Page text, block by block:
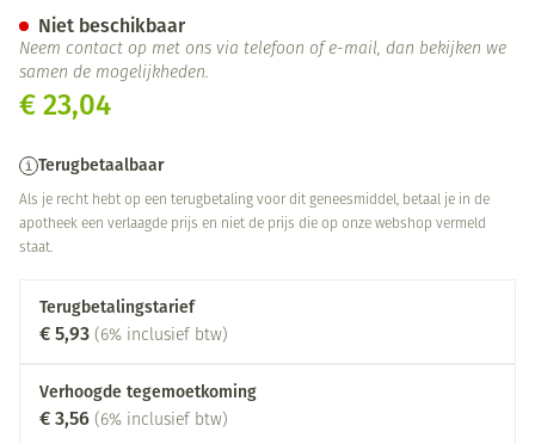
€ 23,04
Terugbetaalbaar
Als je recht hebt op een terugbetaling voor dit geneesmiddel, betaal je in de
apotheek een verlaagde prijs en niet de prijs die op onze webshop vermeld
staat.
Terugbetalingstarief
€ 5,93 (6% inclusief btw)
Verhoogde tegemoetkoming
€ 3,56 (6% inclusief btw)
Niet beschikbaar
Neem contact op met ons via telefoon of e-mail, dan bekijken we
samen de mogelijkheden.